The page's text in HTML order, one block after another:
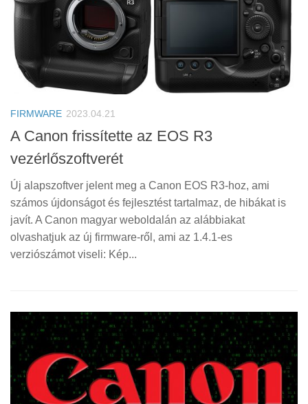
FIRMWARE 2023.04.21
A Canon frissítette az EOS R3
vezérlőszoftverét
Új alapszoftver jelent meg a Canon EOS R3-hoz, ami
számos újdonságot és fejlesztést tartalmaz, de hibákat is
javít. A Canon magyar weboldalán az alábbiakat
olvashatjuk az új firmware-ről, ami az 1.4.1-es
verziószámot viseli: Kép...